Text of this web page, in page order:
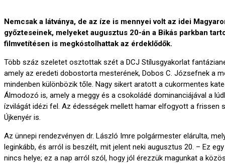
Nemcsak a látványa, de az íze is mennyei volt az idei
győzteseinek, melyeket augusztus 20-án a Bikás parkban
filmvetítésen is megkóstolhattak az érdeklődők.
Több száz szeletet osztottak szét a DCJ Stílusgyakorlat
amely az eredeti dobostorta mesterének, Dobos C. Józsefnek a
mindenben különbözik tőle. Nagy sikert aratott a cukormentes
Álmodozó is, amely a meggy és a csokoládé dominanciájával a
ízvilágát idézi fel. Az édességek mellett hamar elfogyott a frissen
Újkenyér is.
Az ünnepi rendezvényen dr. László Imre polgármester elárulta,
leginkább, és arról is beszélt, mit jelent neki augusztus 20. – Ez
nincs helye; ez a nap arról szól, hogy jól érezzük magunkat a